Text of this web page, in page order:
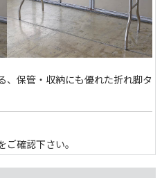
、保管・収納にも優れた折れ脚タ
確認下さい。